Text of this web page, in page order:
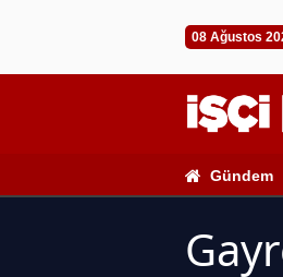
08 Ağustos
Gündem